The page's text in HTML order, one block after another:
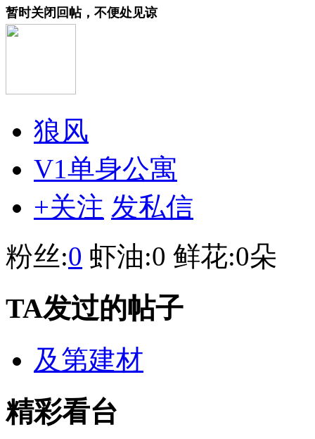
暂时关闭回帖，不便处见谅
狼风
V1单身公寓
+关注 发私信
粉丝:0 虾油:0 鲜花:0朵
TA发过的帖子
及第建材
精彩看台